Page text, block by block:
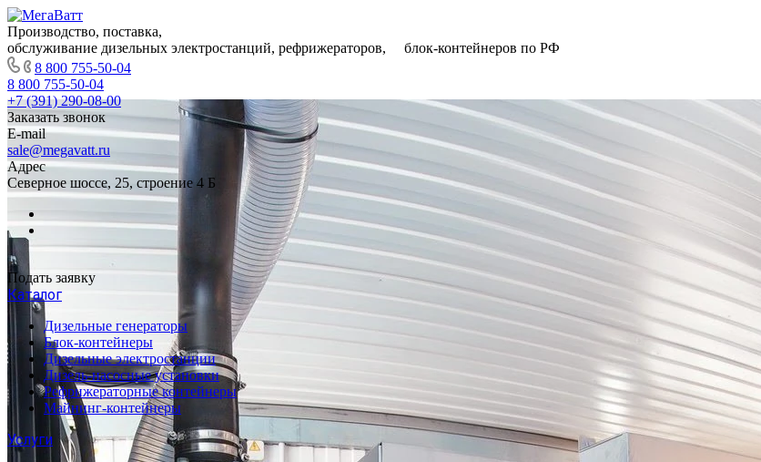
Производство, поставка,
обслуживание дизельных электростанций, рефрижераторов, блок-контейнеров по РФ
8 800 755-50-04
8 800 755-50-04
+7 (391) 290-08-00
Заказать звонок
E-mail
sale@megavatt.ru
Адрес
Северное шоссе, 25, строение 4 Б
Подать заявку
Каталог
Дизельные генераторы
Блок-контейнеры
Дизельные электростанции
Дизель-насосные установки
Рефрижераторные контейнеры
Майнинг-контейнеры
Услуги